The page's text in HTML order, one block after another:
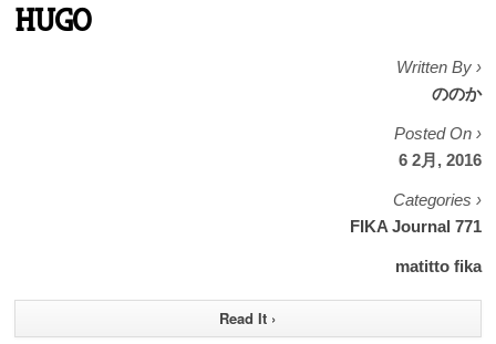
HUGO
Written By ›
ののか
Posted On ›
6 2月, 2016
Categories ›
FIKA Journal 771
matitto fika
Read It ›